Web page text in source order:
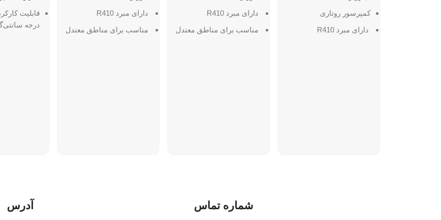
کمپرسور روتاری
دارای مبرد R410
دارای مبرد R410
مناسب براى مناطق معتدل
دارای مبرد R410
مناسب براى مناطق معتدل
درجه
شماره تماس آدرس